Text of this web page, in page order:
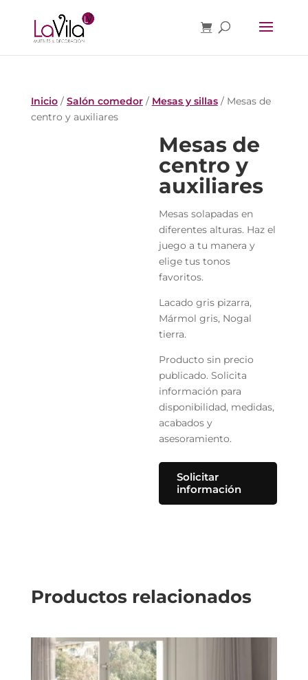
Inicio/ Salón comedor/ Mesas y sillas/ Mesas de
centro y auxiliares
Mesas de
centro y
auxiliares
Mesas solapadas en
diferentes alturas. Haz el
juego a tu manera y
elige tus tonos
favoritos.
Lacado gris pizarra,
Mármol gris, Nogal
tierra.
Producto sin precio
publicado. Solicita
información para
disponibilidad, medidas,
acabados y
asesoramiento.
Solicitar
información
Productos relacionados